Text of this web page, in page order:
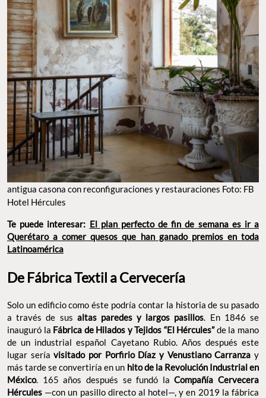
antigua casona con reconfiguraciones y restauraciones Foto: FB
Hotel Hércules
Te puede interesar: El plan perfecto de fin de semana es ir a
Querétaro a comer quesos que han ganado premios en toda
Latinoamérica
De Fábrica Textil a Cervecería
Solo un edificio como éste podría contar la historia de su pasado
a través de sus altas paredes y largos pasillos . En 1846 se
inauguró la Fábrica de Hilados y Tejidos “El Hércules”de la mano
de un industrial español Cayetano Rubio. Años después este
lugar seríavisitado por Porfirio Díaz y Venustiano Carranza y
más tarde se convertiría en un hito de la Revolución Industrial en
México. 165 años después se fundó laCompañía Cervecera
Hércules —con un pasillo directo al hotel—, y en 2019 la fábrica